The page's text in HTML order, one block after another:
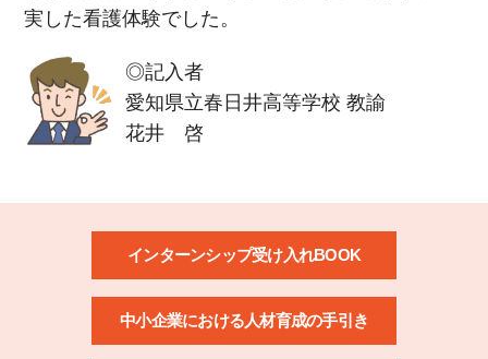
実した看護体験でした。
◎記入者
愛知県立春日井高等学校 教諭
花井 啓
インターンシップ受け入れBOOK
中小企業における人材育成の手引き